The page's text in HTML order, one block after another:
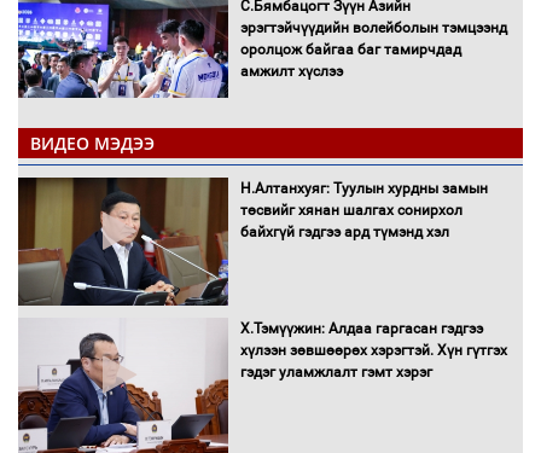
С.Бямбацогт Зүүн Азийн
эрэгтэйчүүдийн волейболын тэмцээнд
оролцож байгаа баг тамирчдад
амжилт хүслээ
Автобензин, дизель түлшний онцгой
албан татварыг тэглэлээ
Санхүүгийн хэмнэлтийн горимд эрүүл
мэндийн салбар хамаарахгүй
ВИДЕО МЭДЭЭ
Н.Алтанхуяг: Туулын хурдны замын
төсвийг хянан шалгах сонирхол
байхгүй гэдгээ ард түмэнд хэл
Х.Тэмүүжин: Алдаа гаргасан гэдгээ
хүлээн зөвшөөрөх хэрэгтэй. Хүн гүтгэх
гэдэг уламжлалт гэмт хэрэг